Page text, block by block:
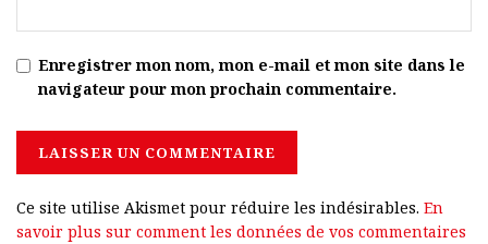
Enregistrer mon nom, mon e-mail et mon site dans le
navigateur pour mon prochain commentaire.
Ce site utilise Akismet pour réduire les indésirables. En
savoir plus sur comment les données de vos commentaires